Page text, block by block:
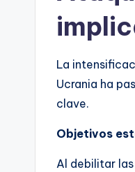
La
Ucrania ha
clave.
Objetivos
Al debilitar